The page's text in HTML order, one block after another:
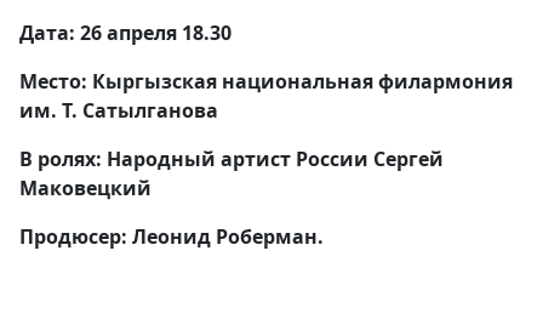
Дата: 26 апреля 18.30
Место: Кыргызская национальная филармония
им. Т. Сатылганова
В ролях: Народный артист России Сергей
Маковецкий
Продюсер: Леонид Роберман.